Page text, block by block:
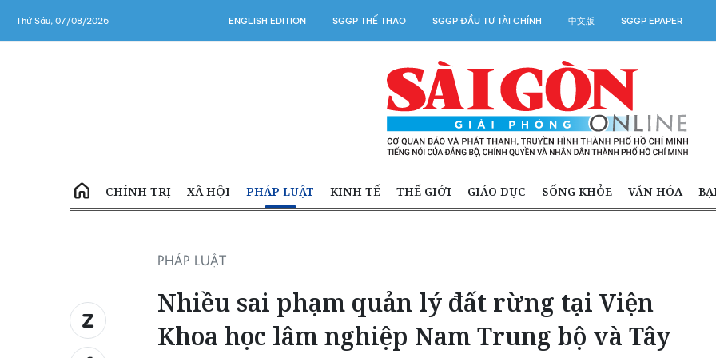
Thứ Sáu, 07/08/2026 ENGLISH EDITION SGGP THỂ THAO SGGP ĐẦU TƯ TÀI CHÍNH 中文版 SGGP EPAPER
CHÍNH TRỊ XÃ HỘI PHÁP LUẬT KINH TẾ THẾ GIỚI GIÁO DỤC SỐNG KHỎE VĂN HÓA
PHÁP LUẬT
Nhiều sai phạm quản lý đất rừng tại Viện
Khoa học lâm nghiệp Nam Trung bộ và Tây